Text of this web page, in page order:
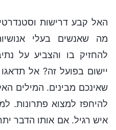
האל קבע דרישות
מה שאנשים בעלי
להחזיק בו והצביע על
יישום בפועל זה? אל
שאינכם מבינים. המילים
להיחפז למצוא פתרונות.
איש רגיל. אם אותו הדבר